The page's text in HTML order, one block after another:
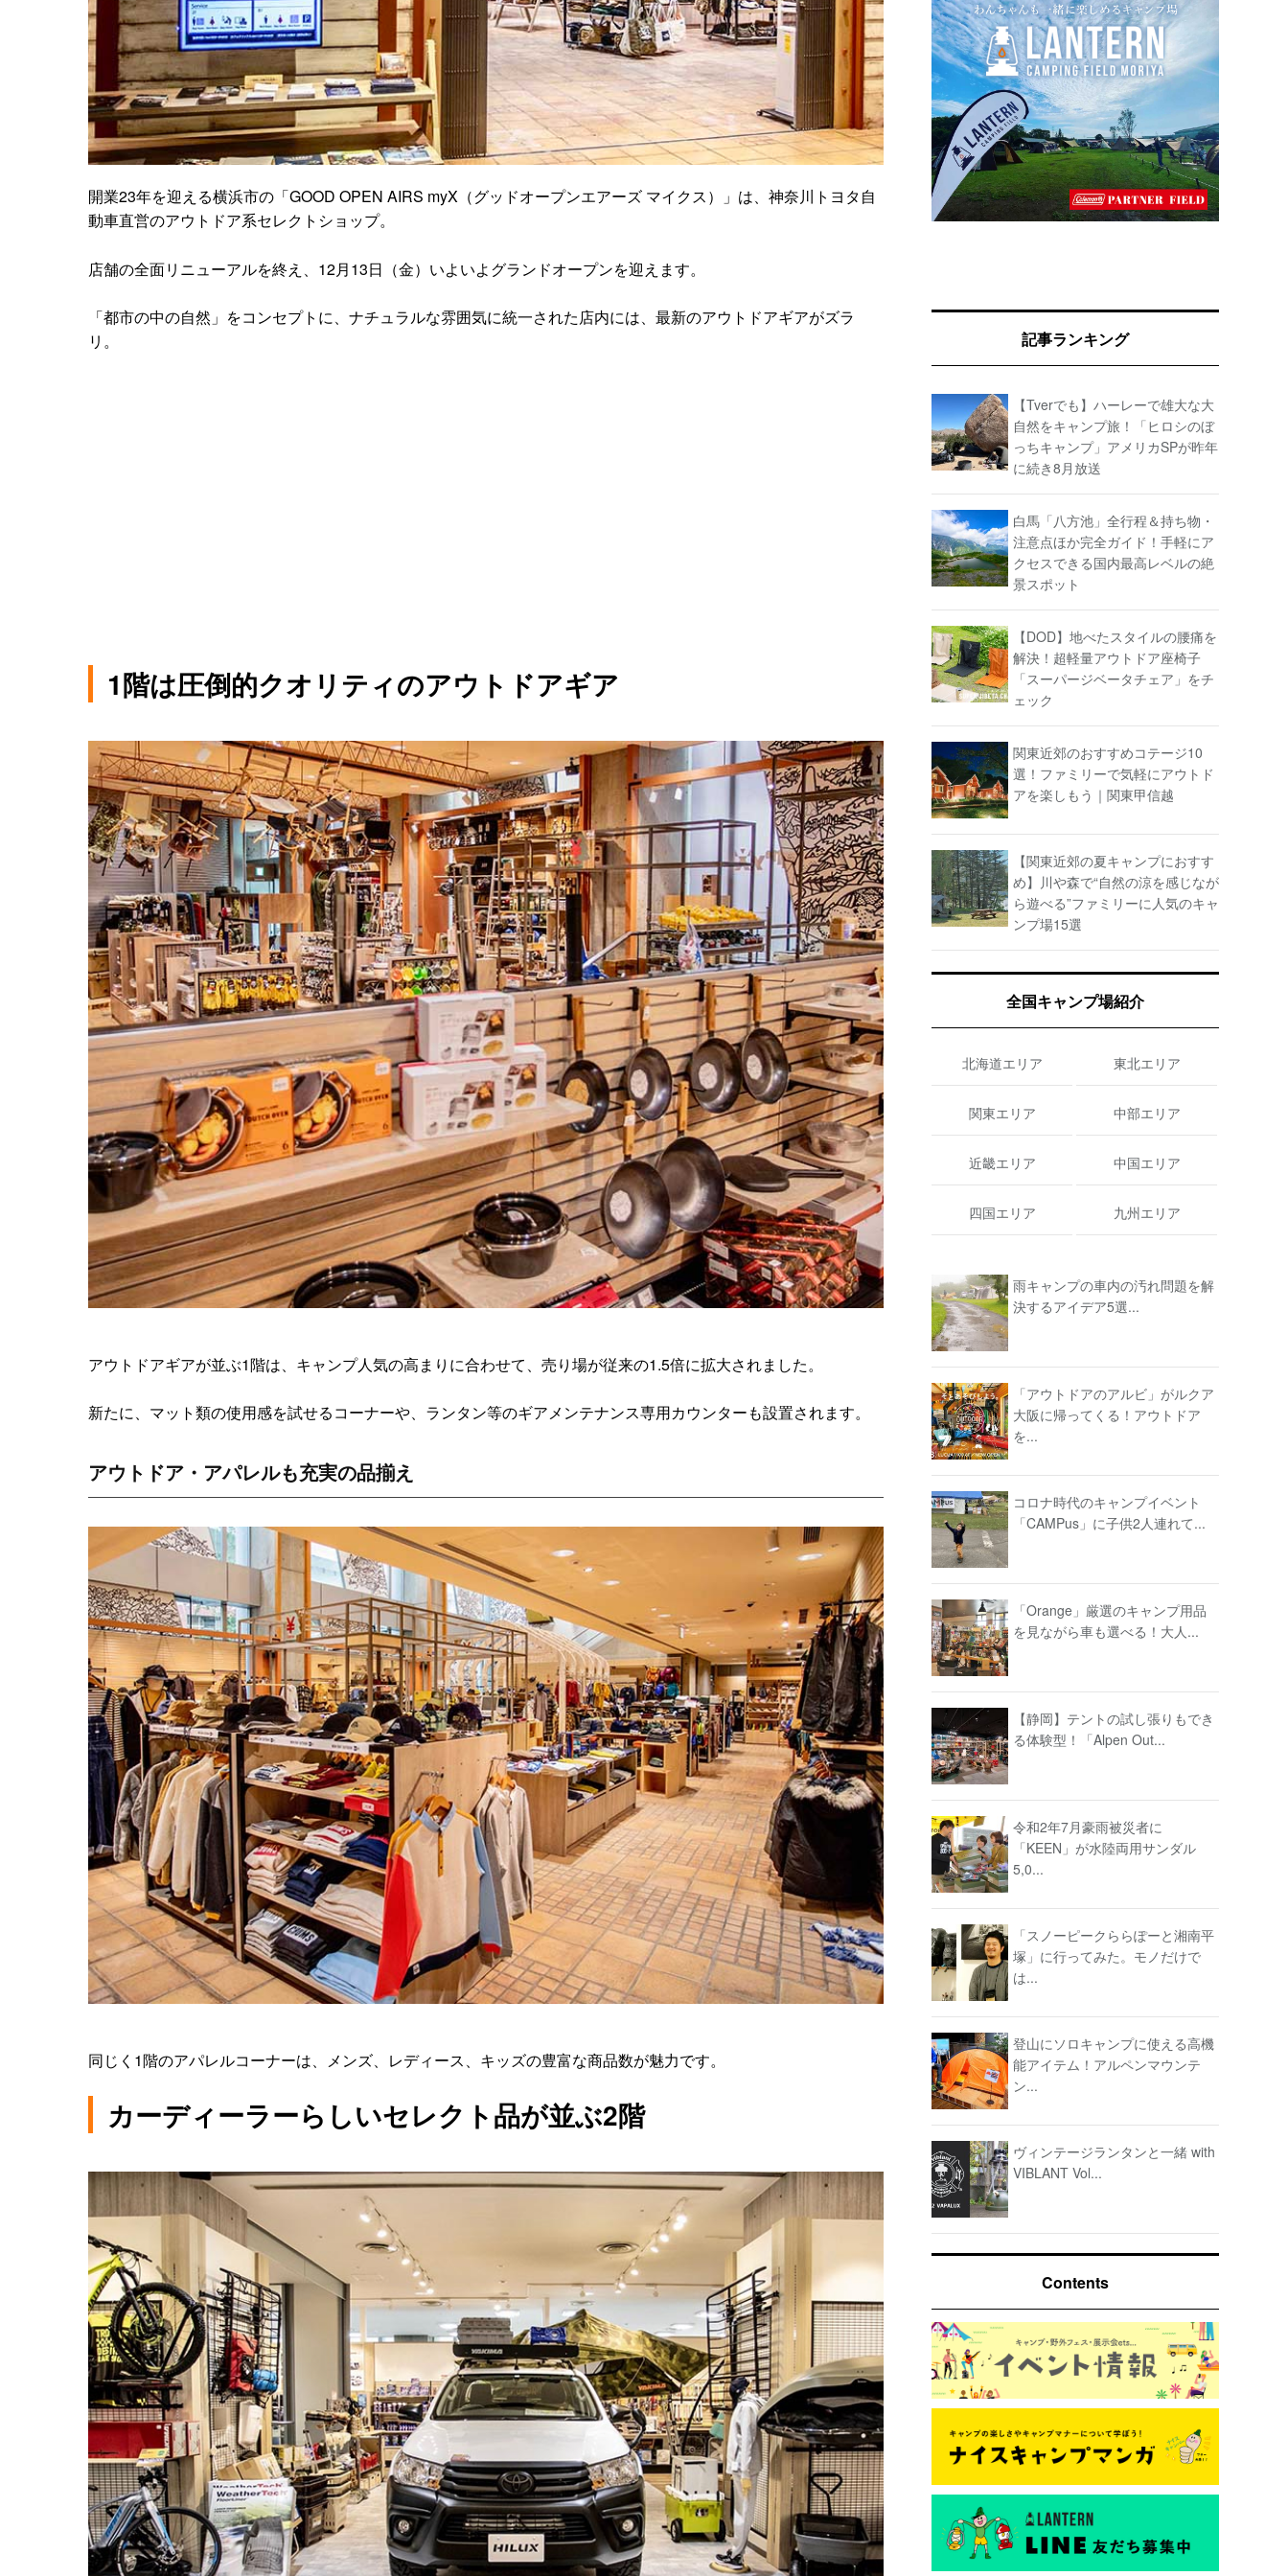
開業23年を迎える横浜市の「GOOD OPEN AIRS myX（グッドオープンエアーズ マイクス）」は、神奈川トヨタ自
動車直営のアウトドア系セレクトショップ。
店舗の全面リニューアルを終え、12月13日（金）いよいよグランドオープンを迎えます。
「都市の中の自然」をコンセプトに、ナチュラルな雰囲気に統一された店内には、最新のアウトドアギアがズラ
リ。
1階は圧倒的クオリティのアウトドアギア
アウトドアギアが並ぶ1階は、キャンプ人気の高まりに合わせて、売り場が従来の1.5倍に拡大されました。
新たに、マット類の使用感を試せるコーナーや、ランタン等のギアメンテナンス専用カウンターも設置されます。
アウトドア・アパレルも充実の品揃え
同じく1階のアパレルコーナーは、メンズ、レディース、キッズの豊富な商品数が魅力です。
カーディーラーらしいセレクト品が並ぶ2階
記事ランキング
【Tverでも】ハーレーで雄大な大
自然をキャンプ旅！「ヒロシのぼ
っちキャンプ」アメリカSPが昨年
に続き8月放送
白馬「八方池」全行程＆持ち物・
注意点ほか完全ガイド！手軽にア
クセスできる国内最高レベルの絶
景スポット
【DOD】地べたスタイルの腰痛を
解決！超軽量アウトドア座椅子
「スーパージベータチェア」をチ
ェック
関東近郊のおすすめコテージ10
選！ファミリーで気軽にアウトド
アを楽しもう｜関東甲信越
【関東近郊の夏キャンプにおすす
め】川や森で“自然の涼を感じなが
ら遊べる”ファミリーに人気のキャ
ンプ場15選
全国キャンプ場紹介
北海道エリア 東北エリア
関東エリア 中部エリア
近畿エリア 中国エリア
四国エリア 九州エリア
雨キャンプの車内の汚れ問題を解
決するアイデア5選...
「アウトドアのアルビ」がルクア
大阪に帰ってくる！アウトドア
を...
コロナ時代のキャンプイベント
「CAMPus」に子供2人連れて...
「Orange」厳選のキャンプ用品
を見ながら車も選べる！大人...
【静岡】テントの試し張りもでき
る体験型！「Alpen Out...
令和2年7月豪雨被災者に
「KEEN」が水陸両用サンダル
5,0...
「スノーピークららぽーと湘南平
塚」に行ってみた。モノだけで
は...
登山にソロキャンプに使える高機
能アイテム！アルペンマウンテ
ン...
ヴィンテージランタンと一緒 with
VIBLANT Vol...
Contents